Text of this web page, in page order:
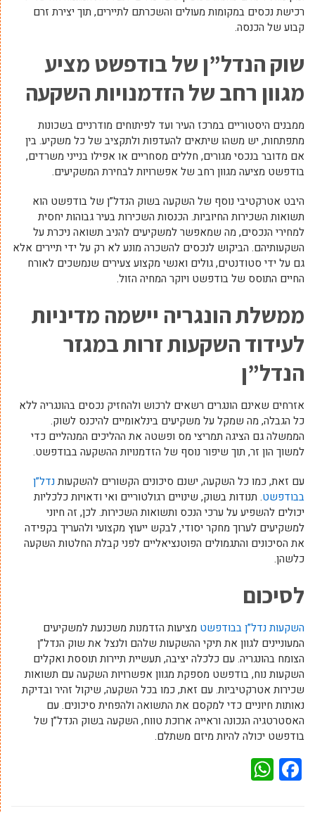
רכישת נכסים במקומות מעולים והשכרתם לתיירים, תוך יצירת זרם
קבוע של הכנסה.
שוק הנדל”ן של בודפשט מציע
מגוון רחב של הזדמנויות השקעה
ממבנים היסטוריים במרכז העיר ועד לפיתוחים מודרניים בשכונות
מתפתחות, יש משהו שיתאים להעדפות ולתקציב של כל משקיע. בין
אם מדובר בנכסי מגורים, חללים מסחריים או אפילו בנייני משרדים,
בודפשט מציעה מגוון רחב של אפשרויות לבחירת המשקיעים.
היבט אטרקטיבי נוסף של השקעה בשוק הנדל”ן של בודפשט הוא
תשואות השכירות החיוביות. הכנסות השכירות בעיר גבוהות יחסית
למחירי הנכסים, מה שמאפשר למשקיעים להניב תשואה ניכרת על
השקעותיהם. הביקוש לנכסים להשכרה מונע לא רק על ידי תיירים אלא
גם על ידי סטודנטים, גולים ואנשי מקצוע צעירים שנמשכים לאורח
החיים התוסס של בודפשט ויוקר המחיה הזול.
ממשלת הונגריה יישמה מדיניות
לעידוד השקעות זרות במגזר
הנדל”ן
אזרחים שאינם הונגרים רשאים לרכוש ולהחזיק נכסים בהונגריה ללא
כל הגבלה, מה שמקל על משקיעים בינלאומיים להיכנס לשוק.
הממשלה גם הציגה תמריצי מס ופשטה את ההליכים המנהליים כדי
למשוך הון זר, תוך שיפור נוסף של הזדמנויות ההשקעה בבודפשט.
עם זאת, כמו כל השקעה, ישנם סיכונים הקשורים להשקעותנדל”ן
בבודפשט. תנודות בשוק, שינויים רגולטוריים ואי ודאויות כלכליות
יכולים להשפיע על ערכי הנכס ותשואות השכירות. לכן, זה חיוני
למשקיעים לערוך מחקר יסודי, לבקש ייעוץ מקצועי ולהעריך בקפידה
את הסיכונים והתגמולים הפוטנציאליים לפני קבלת החלטות השקעה
כלשהן.
לסיכום
השקעות נדל”ן בבודפשט מציעות הזדמנות משכנעת למשקיעים
המעוניינים לגוון את תיקי ההשקעות שלהם ולנצל את שוק הנדל”ן
הצומח בהונגריה. עם כלכלה יציבה, תעשיית תיירות תוססת ואקלים
השקעות נוח, בודפשט מספקת מגוון אפשרויות השקעה עם תשואות
שכירות אטרקטיביות. עם זאת, כמו בכל השקעה, שיקול זהיר ובדיקת
נאותות חיוניים כדי למקסם את התשואה ולהפחית סיכונים. עם
האסטרטגיה הנכונה וראייה ארוכת טווח, השקעה בשוק הנדל”ן של
בודפשט יכולה להיות מיזם משתלם.
Facebook